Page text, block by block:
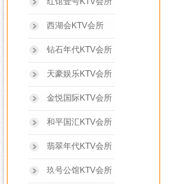
西湖会KTV会所
钻石年代KTV会所
天豪娱乐KTV会所
金悦国际KTV会所
和平国汇KTV会所
翡翠年代KTV会所
玖号公馆KTV会所